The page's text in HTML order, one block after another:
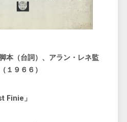
本（台詞）、アラン・レネ監
１９６６）
Finie」